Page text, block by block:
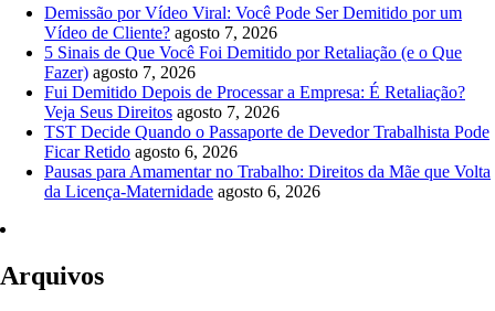
Demissão por Vídeo Viral: Você Pode Ser Demitido por um
Vídeo de Cliente? agosto 7, 2026
5 Sinais de Que Você Foi Demitido por Retaliação (e o Que
Fazer) agosto 7, 2026
Fui Demitido Depois de Processar a Empresa: É Retaliação?
Veja Seus Direitos agosto 7, 2026
TST Decide Quando o Passaporte de Devedor Trabalhista Pode
Ficar Retido agosto 6, 2026
Pausas para Amamentar no Trabalho: Direitos da Mãe que Volta
da Licença-Maternidade agosto 6, 2026
Arquivos